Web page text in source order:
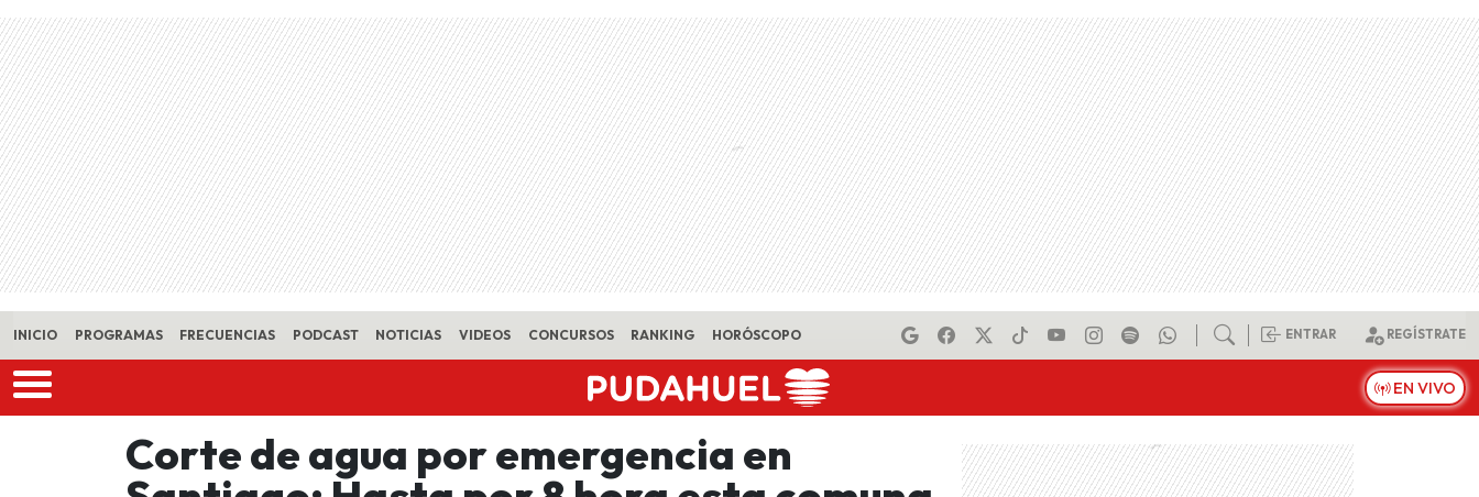
Skip to main content
INICIO PROGRAMAS FRECUENCIAS PODCAST NOTICIAS VIDEOS CONCURSOS RANKING HORÓSCOPO ENTRAR REGÍSTRATE
EN VIVO
Corte de agua por emergencia en